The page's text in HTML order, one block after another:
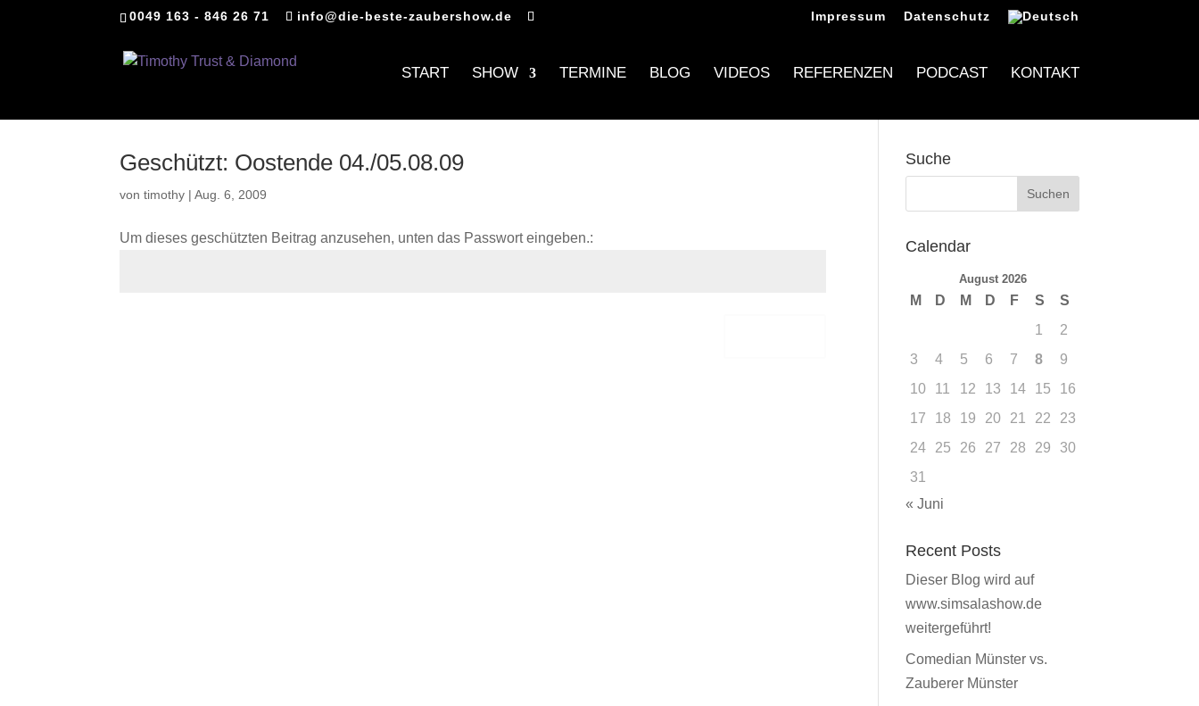
0049 163 - 846 26 71 info@die-beste-zaubershow.de Impressum Datenschutz
START SHOW TERMINE BLOG VIDEOS REFERENZEN PODCAST KONTAKT
Geschützt: Oostende 04./05.08.09
vontimothy |Aug. 6, 2009
Um dieses geschützten Beitrag anzusehen, unten das Passwort eingeben.:
Suche
Calendar
August 2026
M D M D F S
S
1
2
3
4 5 6 7 8
9
10
11 12 13 14 15
16
17
18 19 20 21 22
23
24
25 26 27 28 29
30
31
« Juni
Recent Posts
Dieser Blog wird auf
www.simsalashow.de
weitergeführt!
Comedian Münster vs.
Zauberer Münster